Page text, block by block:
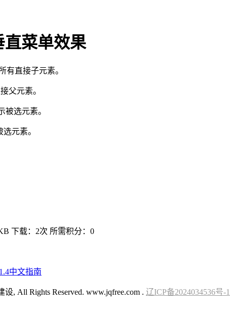
菜单效果
有直接子元素。
父元素。
被选元素。
元素。
下载： 2次 所需积分：0
中文指南
, All Rights Reserved. www.jqfree.com . 辽ICP备2024034536号-1